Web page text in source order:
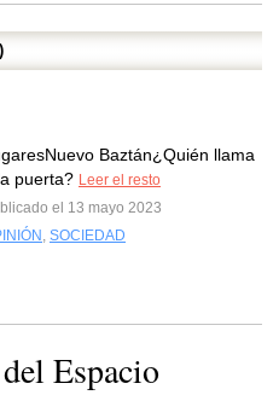
Baztán¿Quién llama
puerta? Leer el resto
el 13 mayo 2023
, SOCIEDAD
Espacio